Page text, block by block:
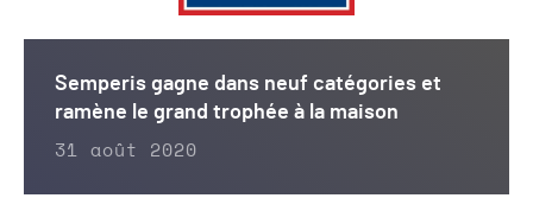
Semperis gagne dans neuf catégories et
ramène le grand trophée à la maison
31 août 2020